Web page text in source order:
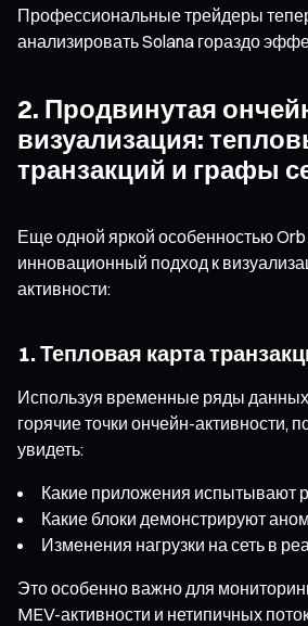
Профессиональные трейдеры
анализировать Solana гораздо
2. Продвинутая
визуализация:
транзакций и графы
Еще одной яркой особенностью Orb
инновационный подход к
активности:
1. Тепловая карта
Используя временные ряды
горячие точки ончейн-активности,
увидеть:
Какие приложения испытывают
Какие блоки демонстрируют
Изменения нагрузки на сеть в
Это особенно важно для
MEV-активности и нетипичных